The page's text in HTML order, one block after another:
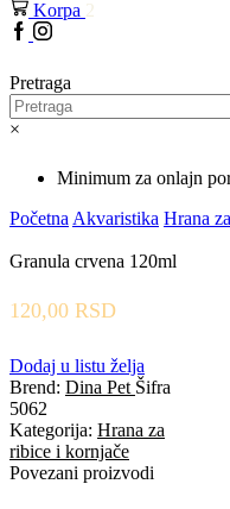
Korpa 2
Facebook
Instagram
Pretraga
×
Minimum za onlajn
Početna Akvaristika Hrana
Granula crvena 120ml
120,00 RSD
Dodaj u listu želja
Brend: Dina Pet Šifra
5062
Kategorija: Hrana za
ribice i kornjače
Povezani proizvodi